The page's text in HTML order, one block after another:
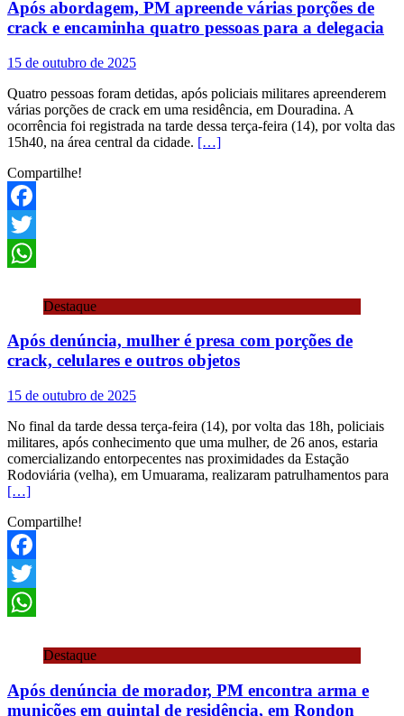
Após abordagem, PM apreende várias porções de
crack e encaminha quatro pessoas para a delegacia
15 de outubro de 2025
Quatro pessoas foram detidas, após policiais militares apreenderem
várias porções de crack em uma residência, em Douradina. A
ocorrência foi registrada na tarde dessa terça-feira (14), por volta das
15h40, na área central da cidade. […]
Compartilhe!
Facebook
Twitter
Destaque
Após denúncia, mulher é presa com porções de
crack, celulares e outros objetos
15 de outubro de 2025
No final da tarde dessa terça-feira (14), por volta das 18h, policiais
militares, após conhecimento que uma mulher, de 26 anos, estaria
comercializando entorpecentes nas proximidades da Estação
Rodoviária (velha), em Umuarama, realizaram patrulhamentos para
[…]
Compartilhe!
Facebook
Twitter
Destaque
Após denúncia de morador, PM encontra arma e
munições em quintal de residência, em Rondon